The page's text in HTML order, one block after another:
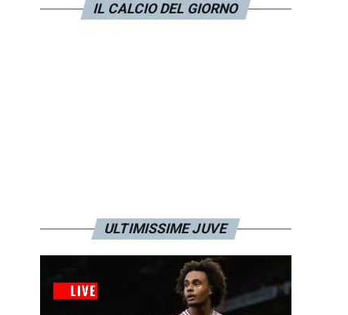
IL CALCIO DEL GIORNO
ULTIMISSIME JUVE